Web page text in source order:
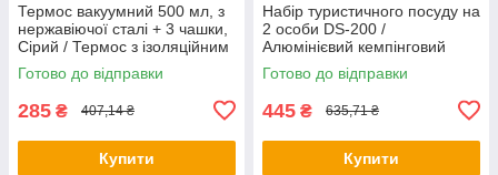
Термос вакуумний 500 мл, з
нержавіючої сталі + 3 чашки,
Сірий / Термос з ізоляційним
кухлем
Готово до відправки
285 ₴ 407,14 ₴
Купити
Набір туристичного посуду на
2 особи DS-200 /
Алюмінієвий кемпінговий
набір посуду / Похідний
посуд
Готово до відправки
445 ₴ 635,71 ₴
Купити